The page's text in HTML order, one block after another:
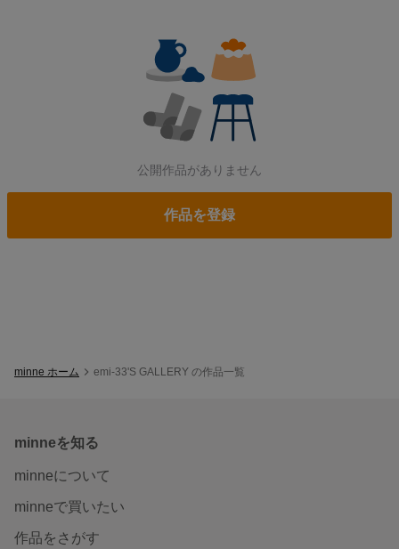
公開作品がありません
作品を登録
minne ホーム emi-33'S GALLERY の作品一覧
minneを知る
minneについて
minneで買いたい
作品をさがす